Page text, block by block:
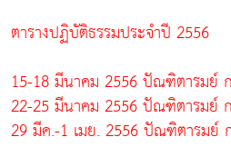
ตารางปฏิบัติธรรมประจำปี 2556
15-18 มีนาคม 2556 ปัณฑิตารมย์
22-25 มีนาคม 2556 ปัณฑิตารมย์
29 มีค.-1 เมย. 2556 ปัณฑิตารมย์